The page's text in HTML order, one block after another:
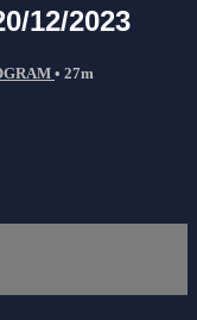
12/2023
• 27m